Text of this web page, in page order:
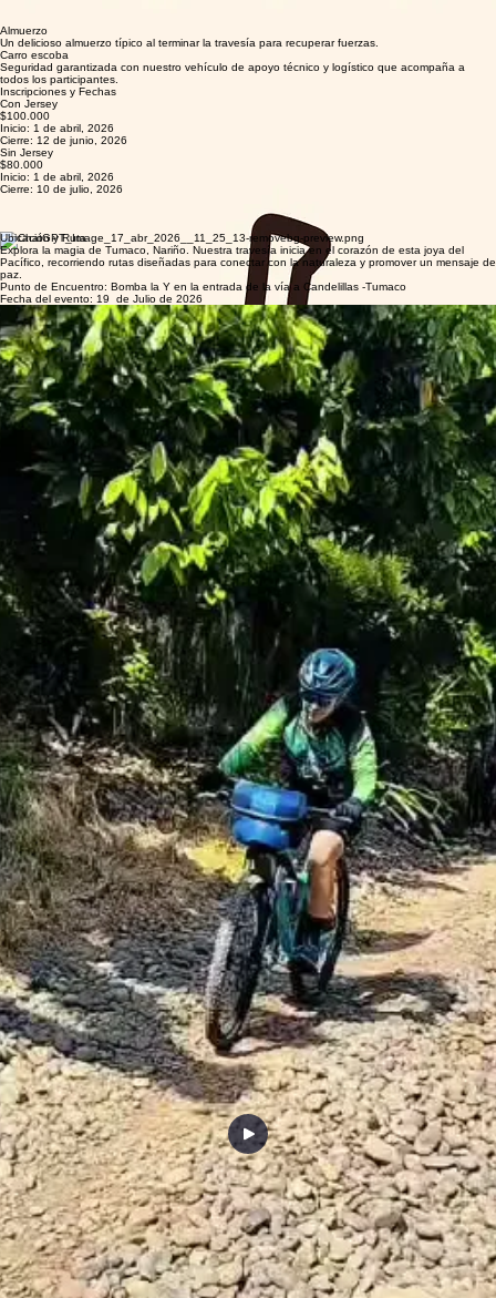
Lo que recibirás
Tu inscripción garantiza una experiencia completa y segura en Tumaco.
Kit oficial
Recibe tu jersey conmemorativo de alta calidad y accesorios exclusivos del evento.
Hidratación
Puntos de hidratación constantes durante todo el recorrido para mantener tu energía.
Refrigerios
Frutas, barras energéticas y snacks saludables en zonas de descanso estratégicas.
Almuerzo
Un delicioso almuerzo típico al terminar la travesía para recuperar fuerzas.
Seguridad garantizada con nuestro vehículo de apoyo técnico y logístico que acompaña a
Inscripciones y Fechas
Con Jersey
$100.000
Inicio: 1 de abril, 2026
Cierre: 12 de junio, 2026
Sin Jersey
$80.000
Inicio: 1 de abril, 2026
Cierre: 10 de julio, 2026
Ubicación y Ruta
Explora la magia de Tumaco, Nariño. Nuestra travesía inicia en el corazón de esta joya del
Pacífico, recorriendo rutas diseñadas para conectar con la naturaleza y promover un mensaje de
paz.
Punto de Encuentro: Bomba la Y en la entrada de la vía a Candelillas -Tumaco
Fecha del evento: 19 de Julio de 2026